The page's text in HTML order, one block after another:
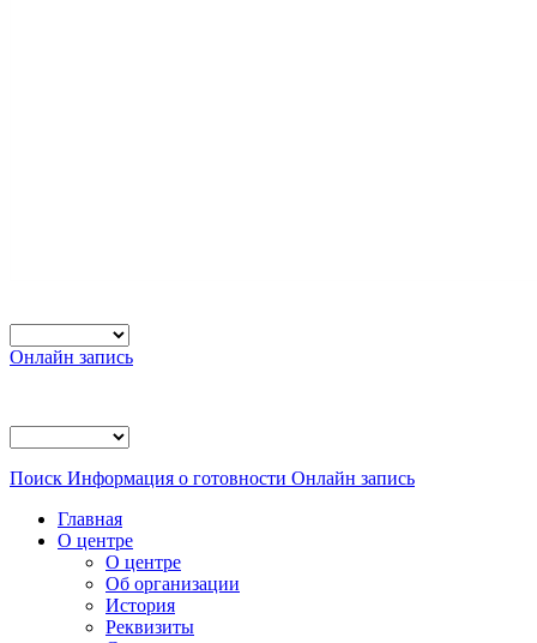
Онлайн запись
Поиск Информация о готовности Онлайн запись
Главная
О центре
О центре
Об организации
История
Реквизиты